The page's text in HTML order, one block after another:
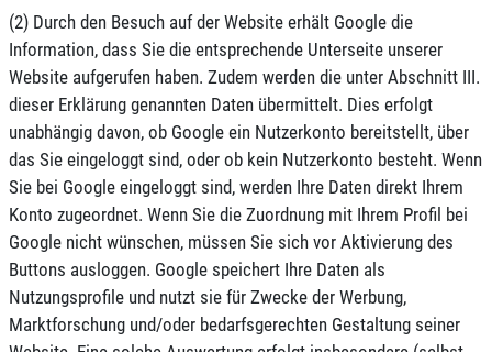
(2) Durch den Besuch auf der Website erhält Google die
Information, dass Sie die entsprechende Unterseite unserer
Website aufgerufen haben. Zudem werden die unter Abschnitt III.
dieser Erklärung genannten Daten übermittelt. Dies erfolgt
unabhängig davon, ob Google ein Nutzerkonto bereitstellt, über
das Sie eingeloggt sind, oder ob kein Nutzerkonto besteht. Wenn
Sie bei Google eingeloggt sind, werden Ihre Daten direkt Ihrem
Konto zugeordnet. Wenn Sie die Zuordnung mit Ihrem Profil bei
Google nicht wünschen, müssen Sie sich vor Aktivierung des
Buttons ausloggen. Google speichert Ihre Daten als
Nutzungsprofile und nutzt sie für Zwecke der Werbung,
Marktforschung und/oder bedarfsgerechten Gestaltung seiner